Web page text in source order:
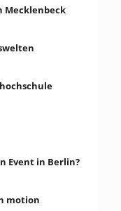
Mecklenbeck
Event in Berlin?
motion